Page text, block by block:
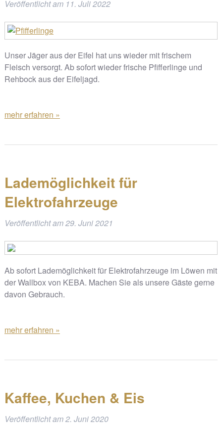
Veröffentlicht am 11. Juli 2022
Unser Jäger aus der Eifel hat uns wieder mit frischem
Fleisch versorgt. Ab sofort wieder frische Pfifferlinge und
Rehbock aus der Eifeljagd.
mehr erfahren »
Lademöglichkeit für
Elektrofahrzeuge
Veröffentlicht am29. Juni 2021
Ab sofort Lademöglichkeit für Elektrofahrzeuge im Löwen mit
der Wallbox von KEBA. Machen Sie als unsere Gäste gerne
davon Gebrauch.
mehr erfahren »
Kaffee, Kuchen & Eis
Veröffentlicht am2. Juni 2020